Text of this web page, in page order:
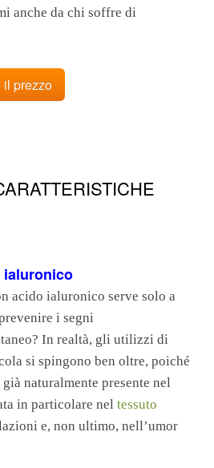
anche da chi soffre di
il prezzo
ialuronico
acido ialuronico serve solo a
i segni
In realtà, gli utilizzi di
si spingono ben oltre, poiché
naturalmente presente nel
in particolare nel tessuto
e, non ultimo, nell’umor